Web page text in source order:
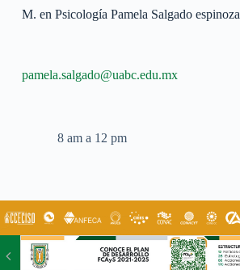
M. en Psicología Pamela Salgado espinoza
pamela.salgado@uabc.edu.mx
8 am a 12 pm